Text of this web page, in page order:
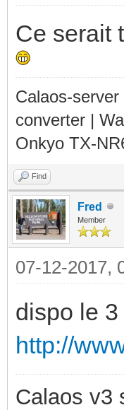
Ce serait
Calaos-
converter |
Onkyo TX-
Find
Fred
Member
07-12-2017,
dispo le
http://
Calaos v3